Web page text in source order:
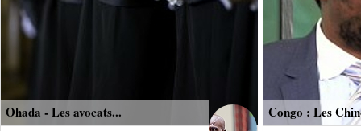
Ohada - Les avocats... Congo : Les